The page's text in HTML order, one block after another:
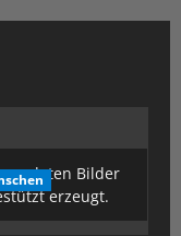
Bilder
erzeugt.